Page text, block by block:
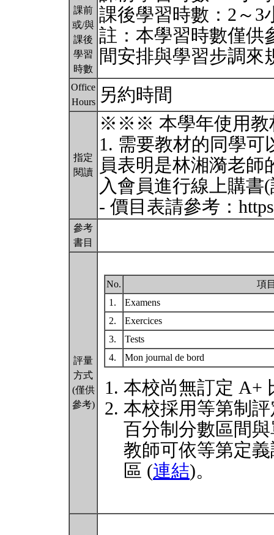
課前
或/與
課後
學習
時數
課後學習時數：2～3
註：本學習時數僅供
間安排與學習步調
Office
Hours
另約時間
指定
閱讀
※※※ 本學年使用教
1. 需要教材的同學
員表明是林湘漪老
入會員進行線上購書
- 價目表請參考：
參考
書目
評量
方式
(僅供
參考)
No.
項
1.
Examens
2.
Exercices
3.
Tests
4.
Mon journal de bord
本校尚無訂定 A+
本校採用等第制
百分制分數區間
教師可依等第定
區 (連結)。